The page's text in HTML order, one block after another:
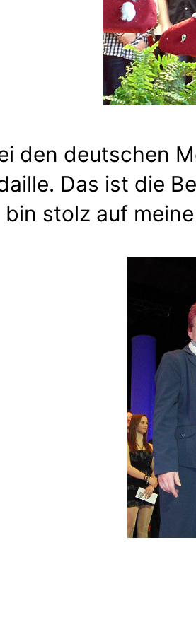
den deutschen
Das ist die
stolz auf